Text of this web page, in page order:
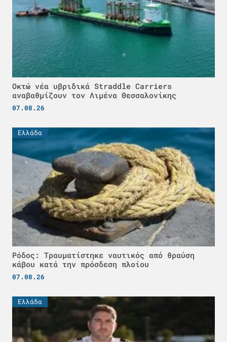
Οκτώ νέα υβριδικά Straddle Carriers
αναβαθμίζουν τον Λιμένα Θεσσαλονίκης
07.08.26
Ελλάδα
Ρόδος: Τραυματίστηκε ναυτικός από θραύση
κάβου κατά την πρόσδεση πλοίου
07.08.26
Ελλάδα